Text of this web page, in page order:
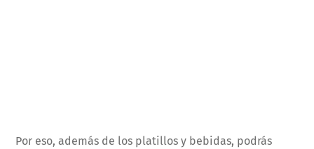
Por eso, además de los platillos y bebidas, podrás